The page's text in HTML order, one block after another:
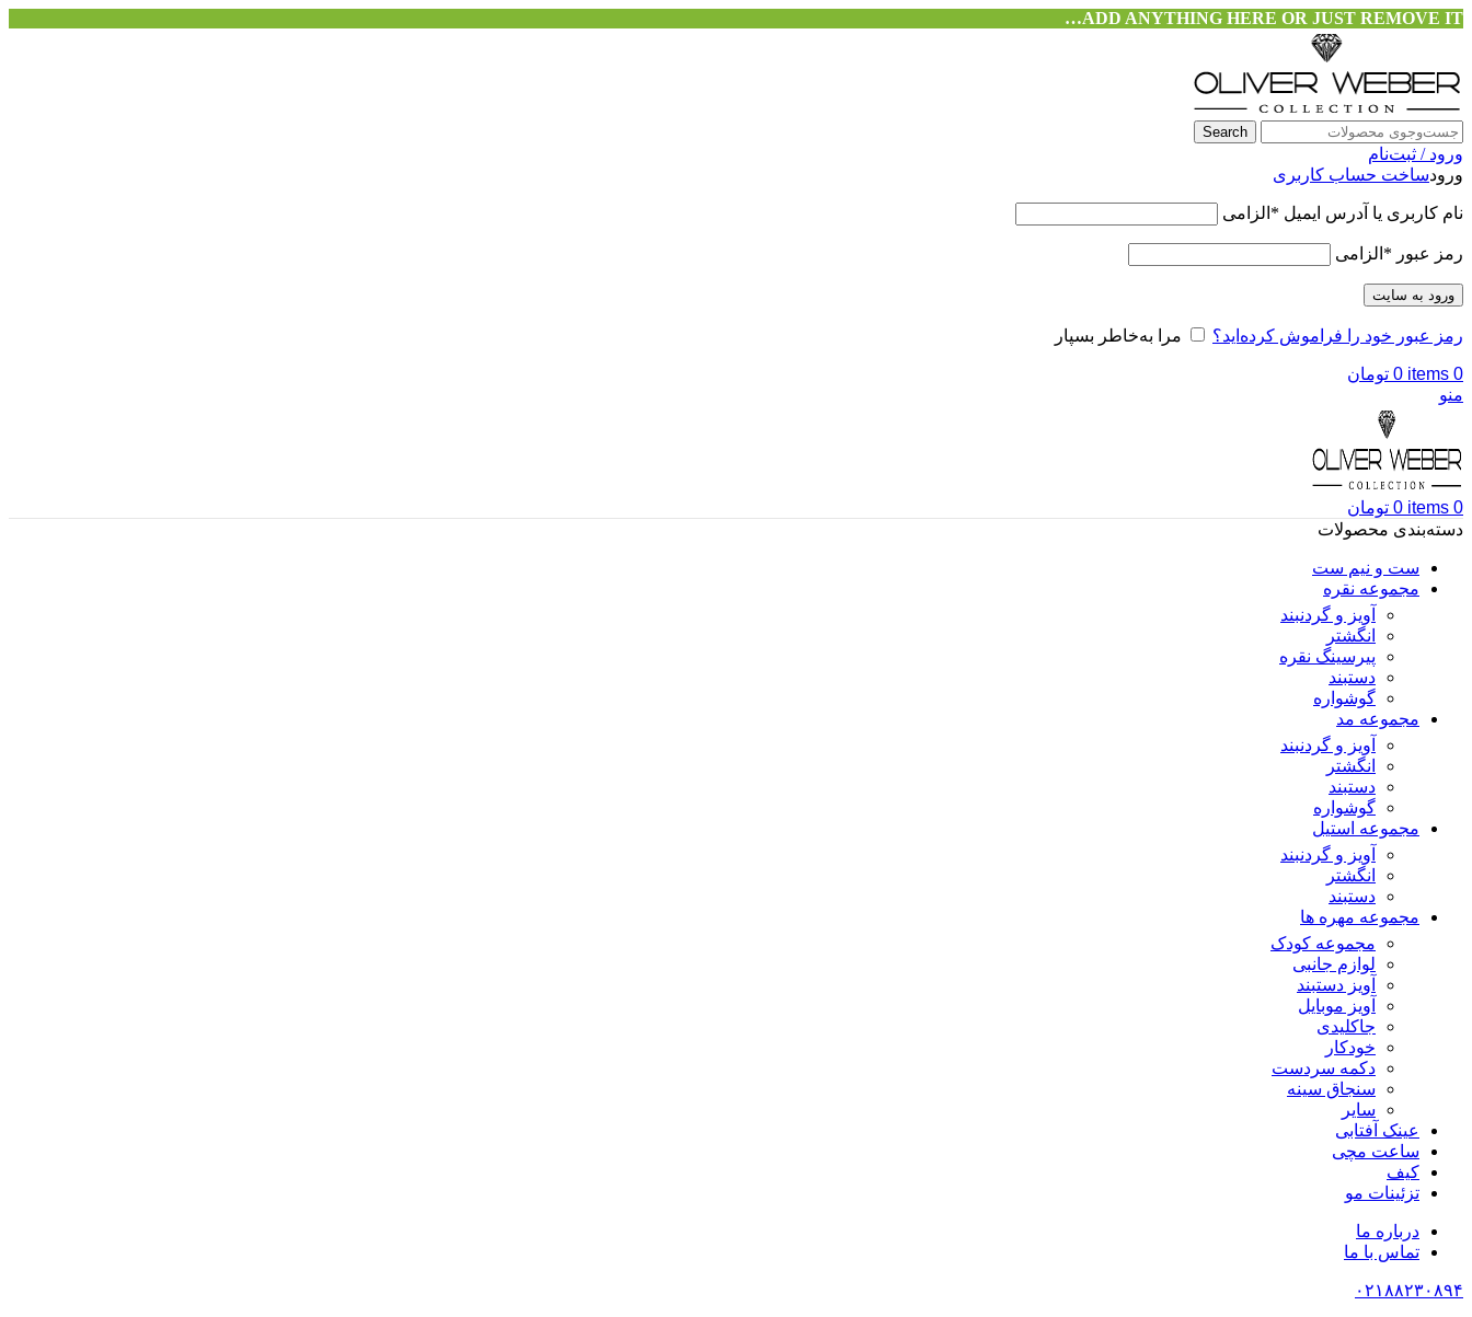
ADD ANYTHING HERE OR JUST REMOVE IT…
Search
ورود / ثبت‌نام
ورودساخت حساب کاربری
نام کاربری یا آدرس ایمیل * الزامی
رمز عبور * الزامی
ورود به سایت
رمز عبور خود را فراموش کرده‌اید؟ مرا به‌خاطر بسپار
0
items
0 تومان
منو
0
items
0 تومان
دسته‌بندی محصولات
ست و نیم ست
مجموعه نقره
آویز و گردنبند
انگشتر
پیرسینگ نقره
دستبند
گوشواره
مجموعه مد
آویز و گردنبند
انگشتر
دستبند
گوشواره
مجموعه استیل
آویز و گردنبند
انگشتر
دستبند
مجموعه مهره ها
مجموعه کودک
لوازم جانبی
آویز دستبند
آویز موبایل
جاکلیدی
خودکار
دکمه سردست
سنجاق سینه
سایر
عینک آفتابی
ساعت مچی
کیف
تزئینات مو
درباره ما
تماس با ما
۰۲۱۸۸۲۳۰۸۹۴